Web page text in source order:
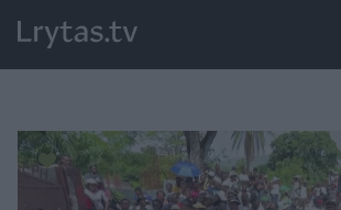
Paremkite Ukrainą